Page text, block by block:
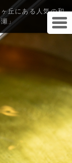
丘にある人気の和
」